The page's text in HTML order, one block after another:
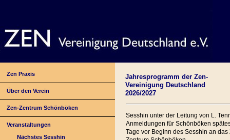
Zen Praxis
Über den Verein
Zen-Zentrum Schönböken
Veranstaltungen
Nächstes Sesshin
Jahresprogramm der Zen-
Vereinigung Deutschland
2026/2027
Sesshin unter der Leitung von L.
Anmeldungen für Schönböken
Tage vor Beginn des Sesshin an das